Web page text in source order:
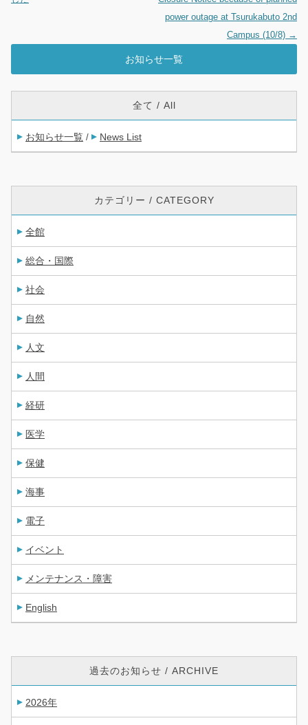
power outage at Tsurukabuto 2nd
Campus (10/8) →
お知らせ一覧
全て / All
お知らせ一覧 / News List
カテゴリー / CATEGORY
全館
総合・国際
社会
自然
人文
人間
経研
医学
保健
海事
電子
イベント
メンテナンス・障害
English
過去のお知らせ / ARCHIVE
2026年